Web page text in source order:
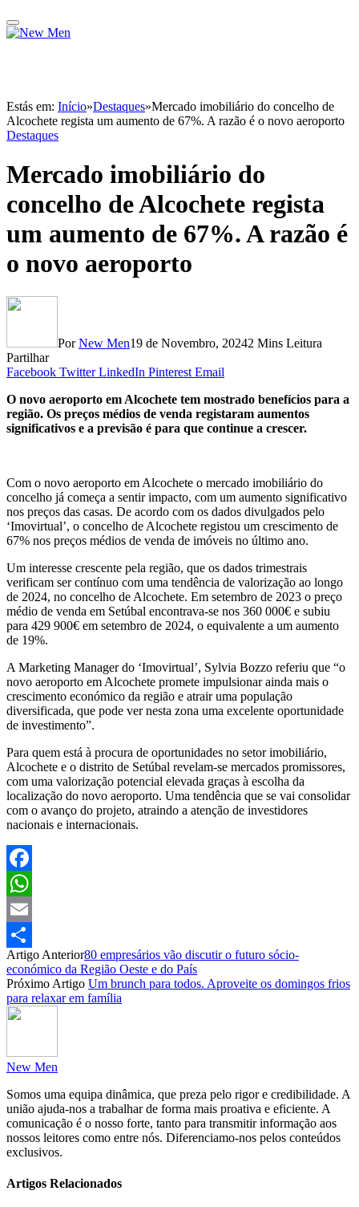
Estás em: Início»Destaques»Mercado imobiliário do concelho de
Alcochete regista um aumento de 67%. A razão é o novo aeroporto
Destaques
Mercado imobiliário do
concelho de Alcochete regista
um aumento de 67%. A razão é
o novo aeroporto
Por New Men19 de Novembro, 20242 Mins Leitura
Partilhar
Facebook Twitter LinkedIn Pinterest Email
O novo aeroporto em Alcochete tem mostrado benefícios para a
região. Os preços médios de venda registaram aumentos
significativos e a previsão é para que continue a crescer.
Com o novo aeroporto em Alcochete o mercado imobiliário do
concelho já começa a sentir impacto, com um aumento significativo
nos preços das casas. De acordo com os dados divulgados pelo
‘Imovirtual’, o concelho de Alcochete registou um crescimento de
67% nos preços médios de venda de imóveis no último ano.
Um interesse crescente pela região, que os dados trimestrais
verificam ser contínuo com uma tendência de valorização ao longo
de 2024, no concelho de Alcochete. Em setembro de 2023 o preço
médio de venda em Setúbal encontrava-se nos 360 000€ e subiu
para 429 900€ em setembro de 2024, o equivalente a um aumento
de 19%.
A Marketing Manager do ‘Imovirtual’, Sylvia Bozzo referiu que “o
novo aeroporto em Alcochete promete impulsionar ainda mais o
crescimento económico da região e atrair uma população
diversificada, que pode ver nesta zona uma excelente oportunidade
de investimento”.
Para quem está à procura de oportunidades no setor imobiliário,
Alcochete e o distrito de Setúbal revelam-se mercados promissores,
com uma valorização potencial elevada graças à escolha da
localização do novo aeroporto. Uma tendência que se vai consolidar
com o avanço do projeto, atraindo a atenção de investidores
nacionais e internacionais.
Facebook
WhatsApp
Email
Partilhar
Artigo Anterior80 empresários vão discutir o futuro sócio-
económico da Região Oeste e do País
Próximo Artigo Um brunch para todos. Aproveite os domingos frios
para relaxar em família
New Men
Somos uma equipa dinâmica, que preza pelo rigor e credibilidade. A
união ajuda-nos a trabalhar de forma mais proativa e eficiente. A
comunicação é o nosso forte, tanto para transmitir informação aos
nossos leitores como entre nós. Diferenciamo-nos pelos conteúdos
exclusivos.
Artigos Relacionados